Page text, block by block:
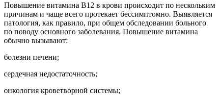
Повышение витамина B12 в крови происходит по нескольким
причинам и чаще всего протекает бессимптомно. Выявляется
патология, как правило, при общем обследовании больного
по поводу основного заболевания. Повышение витамина
обычно вызывают:
болезни печени;
сердечная недостаточность;
онкология кроветворной системы;